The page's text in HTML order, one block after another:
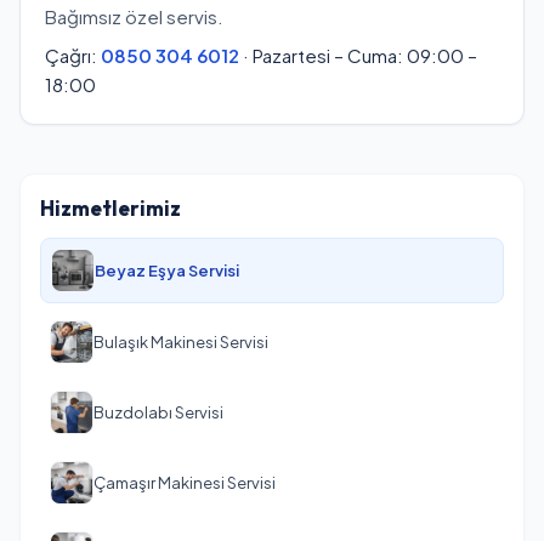
Bağımsız özel servis.
Çağrı: 0850 304 6012 · Pazartesi – Cuma: 09:00 –
18:00
Hizmetlerimiz
Beyaz Eşya Servisi
Bulaşık Makinesi Servisi
Buzdolabı Servisi
Çamaşır Makinesi Servisi